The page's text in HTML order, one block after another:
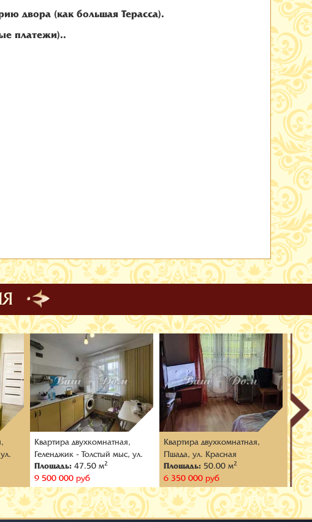
двора (как большая Терасса).
платежи)..
Квартира двухкомнатная,
Геленджик - Толстый мыс, ул.
Грибоедова
Площадь:47.50 м2
9 500 000 руб
Квартира двухкомнатная,
Пшада, ул. Красная
Площадь: 50.00 м2
6 350 000 руб
11